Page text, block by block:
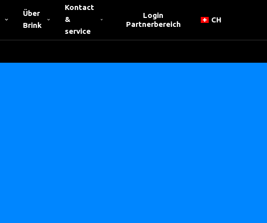
Über
Brink
Kontact
&
service
Login
Partnerbereich
CH